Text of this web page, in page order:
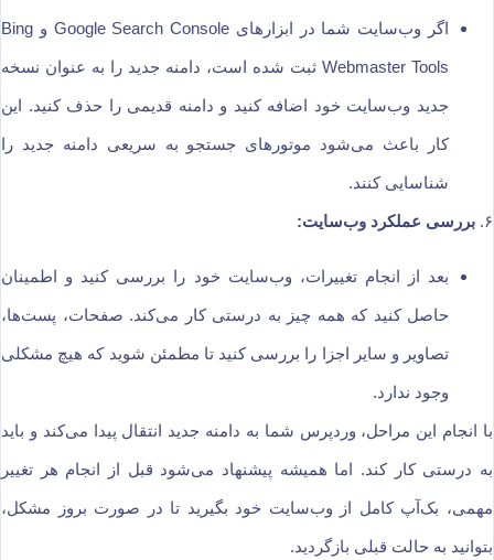
اگر وب‌سایت شما در ابزارهای Google Search Console و Bing
Webmaster Tools ثبت شده است، دامنه جدید را به عنوان نسخه
جدید وب‌سایت خود اضافه کنید و دامنه قدیمی را حذف کنید. این
کار باعث می‌شود موتورهای جستجو به سریعی دامنه جدید را
شناسایی کنند.
۶. بررسی عملکرد وب‌سایت:
بعد از انجام تغییرات، وب‌سایت خود را بررسی کنید و اطمینان
حاصل کنید که همه چیز به درستی کار می‌کند. صفحات، پست‌ها،
تصاویر و سایر اجزا را بررسی کنید تا مطمئن شوید که هیچ مشکلی
وجود ندارد.
با انجام این مراحل، وردپرس شما به دامنه جدید انتقال پیدا می‌کند و باید
به درستی کار کند. اما همیشه پیشنهاد می‌شود قبل از انجام هر تغییر
مهمی، بک‌آپ کامل از وب‌سایت خود بگیرید تا در صورت بروز مشکل،
بتوانید به حالت قبلی بازگردید.